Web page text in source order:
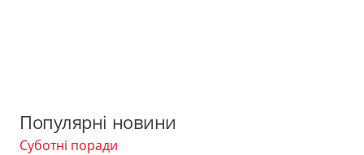
Популярні новини
Суботні поради